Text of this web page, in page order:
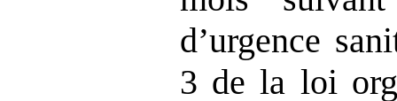
d’urgence
3 de la loi